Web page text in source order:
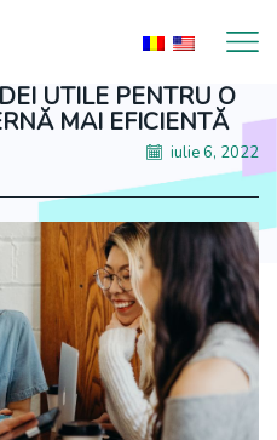
UTILE PENTRU O
MAI EFICIENTĂ
iulie 6, 2022